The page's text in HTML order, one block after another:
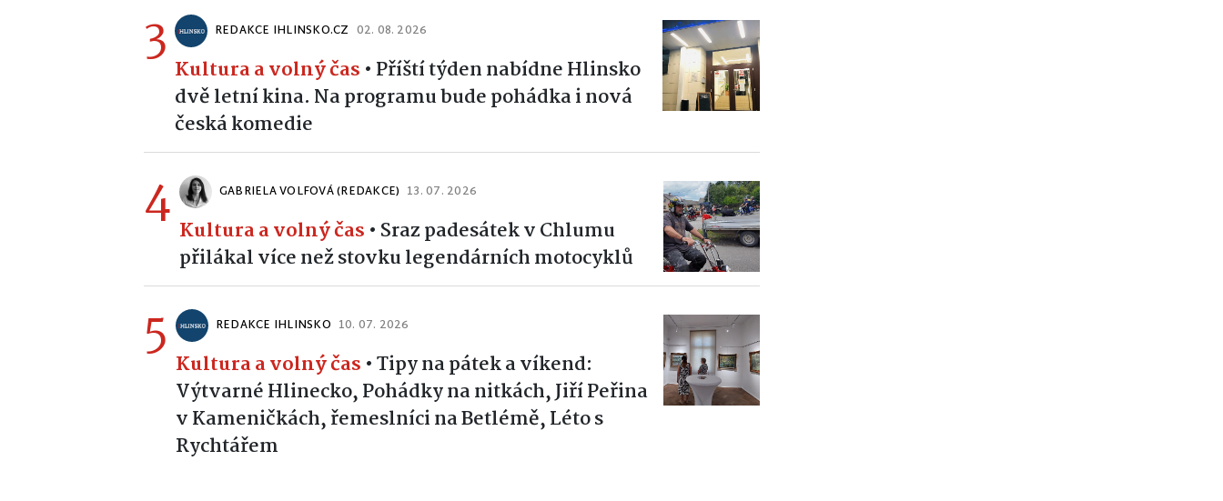
3 REDAKCE IHLINSKO.CZ 02. 08. 2026
Kultura a volný čas • Příští týden nabídne Hlinsko
dvě letní kina. Na programu bude pohádka i nová
česká komedie
4 GABRIELA VOLFOVÁ (REDAKCE) 13. 07. 2026
Kultura a volný čas • Sraz padesátek v Chlumu
přilákal více než stovku legendárních motocyklů
5 REDAKCE IHLINSKO 10. 07. 2026
Kultura a volný čas •Tipy na pátek a víkend:
Výtvarné Hlinecko, Pohádky na nitkách, Jiří Peřina
v Kameničkách, řemeslníci na Betlémě, Léto s
Rychtářem